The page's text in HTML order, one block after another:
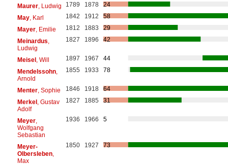
Maurer, Ludwig 1789 1878
24
May, Karl 1842 1912
58
Mayer, Emilie 1812 1883
29
Meinardus
Ludwig
1827 1896 42
Meisel, Will 1897 1967
44
Mendelssohn,
Arnold
1855 1933 78
Menter, Sophie 1846 1918
64
Merkel, Gustav
Adolf
1827 1885 31
Meyer,
Wolfgang
Sebastian
1936 1966 5
Meyer-
Olbersleben,
Max
1850 1927 73